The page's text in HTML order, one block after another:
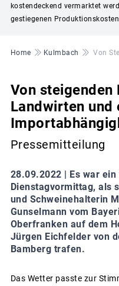
kostendeckend vermarktet
gestiegenen
Pfadnavigation
Home Kulmbach Von
Von
Landwirten und
Pressemitteilung
28.09.2022 |
Es war
Dienstagvormittag, als
und Schweinehalterin
Gunselmann vom
Oberfranken auf dem
Jürgen Eichfelder von
Bamberg trafen.
Das Wetter passte zur